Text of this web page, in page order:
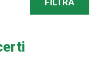
Min